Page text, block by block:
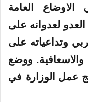
العامة
لعدوانه على
وتداعياته على
والاسعافية. ووضع
عمل الوزارة في